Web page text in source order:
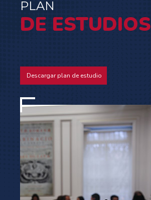
PLAN
DE ESTUDIOS
Descargar plan de estudio